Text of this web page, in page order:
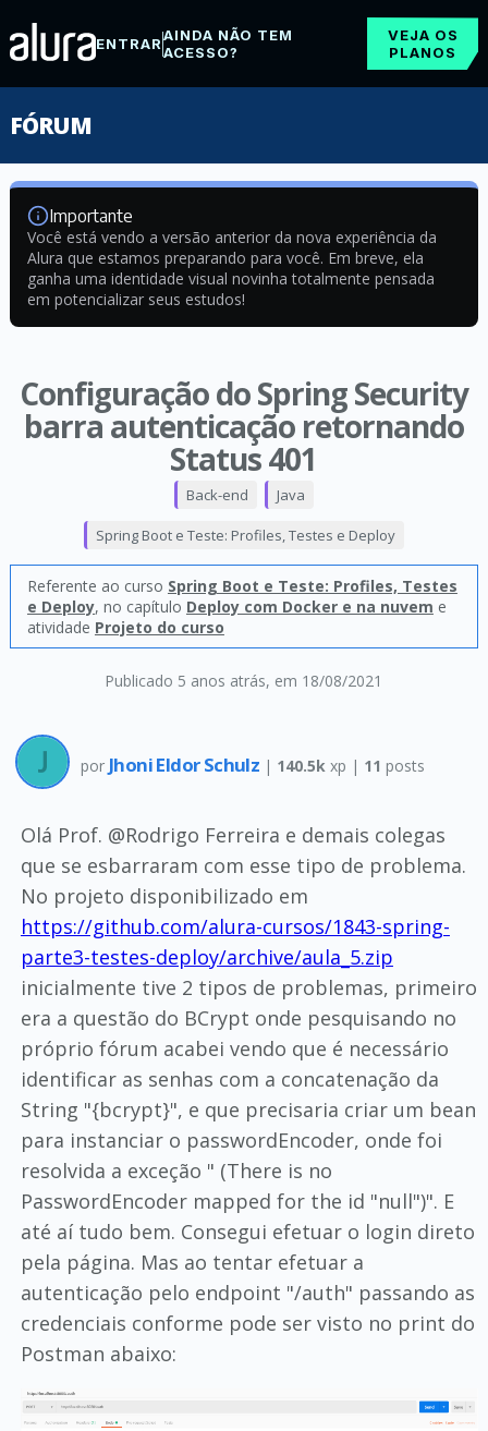
ENTRARAINDA NÃO TEM
ACESSO?
VEJA OS
PLANOS
FÓRUM
Importante
Você está vendo a versão anterior da nova experiência da
Alura que estamos preparando para você. Em breve, ela
ganha uma identidade visual novinha totalmente pensada
em potencializar seus estudos!
Configuração do Spring Security
barra autenticação retornando
Status 401
Publicado 5 anos atrás, em 18/08/2021
Back-end Java
Spring Boot e Teste: Profiles, Testes e Deploy
Referente ao curso Spring Boot e Teste: Profiles, Testes
e Deploy, no capítulo Deploy com Docker e na nuvem e
atividade Projeto do curso
por Jhoni Eldor Schulz | 140.5k xp | 11 posts
Olá Prof. @Rodrigo Ferreira e demais colegas
que se esbarraram com esse tipo de problema.
No projeto disponibilizado em
https://github.com/alura-cursos/1843-spring-
parte3-testes-deploy/archive/aula_5.zip
inicialmente tive 2 tipos de problemas, primeiro
era a questão do BCrypt onde pesquisando no
próprio fórum acabei vendo que é necessário
identificar as senhas com a concatenação da
String "{bcrypt}", e que precisaria criar um bean
para instanciar o passwordEncoder, onde foi
resolvida a exceção " (There is no
PasswordEncoder mapped for the id "null")". E
até aí tudo bem. Consegui efetuar o login direto
pela página. Mas ao tentar efetuar a
autenticação pelo endpoint "/auth" passando as
credenciais conforme pode ser visto no print do
Postman abaixo: